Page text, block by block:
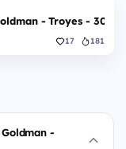
- Troyes - 30
17 181
-